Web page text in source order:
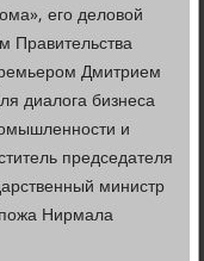
его деловой
Правительства
Дмитрием
диалога бизнеса
и
председателя
министр
Нирмала